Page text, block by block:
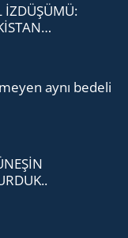
İZDÜŞÜMÜ:
aynı be­de­li